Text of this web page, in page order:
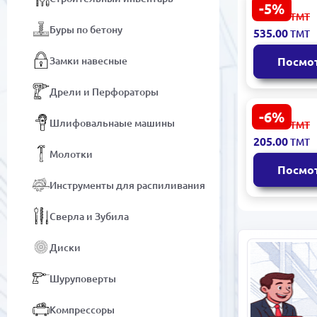
Буры по бетону
Замки навесные
Дрели и Перфораторы
Шлифовальнаые машины
Молотки
Инструменты для распиливания
Сверла и Зубила
Диски
Шуруповерты
Компрессоры
-5%
Emtop
550Вт
566.00 ТМТ
535.00ТМТ
-6%
Emtop
220.00 ТМТ
205.00ТМТ